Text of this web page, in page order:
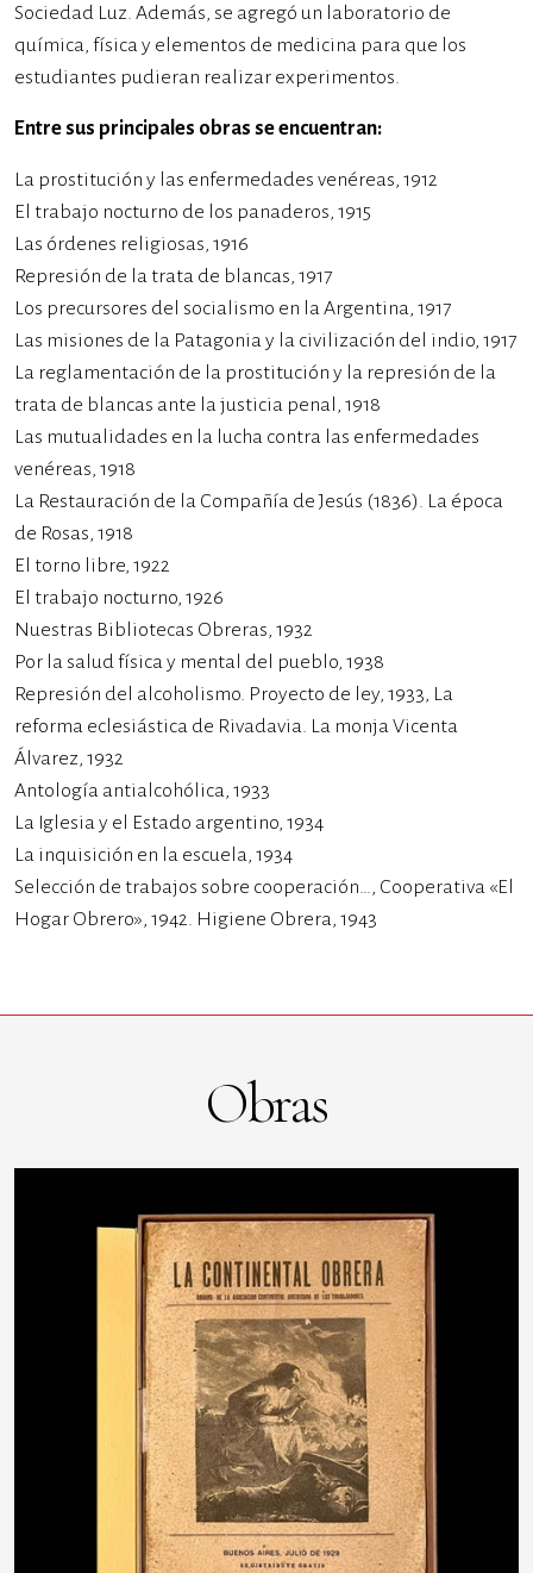
Sociedad Luz. Además, se agregó un laboratorio de
química, física y elementos de medicina para que los
estudiantes pudieran realizar experimentos.
Entre sus principales obras se encuentran:
La prostitución y las enfermedades venéreas, 1912
El trabajo nocturno de los panaderos, 1915
Las órdenes religiosas, 1916
Represión de la trata de blancas, 1917
Los precursores del socialismo en la Argentina, 1917
Las misiones de la Patagonia y la civilización del indio, 1917
La reglamentación de la prostitución y la represión de la
trata de blancas ante la justicia penal, 1918
Las mutualidades en la lucha contra las enfermedades
venéreas, 1918
La Restauración de la Compañía de Jesús (1836). La época
de Rosas, 1918
El torno libre, 1922
El trabajo nocturno, 1926
Nuestras Bibliotecas Obreras, 1932
Por la salud física y mental del pueblo, 1938
Represión del alcoholismo. Proyecto de ley, 1933, La
reforma eclesiástica de Rivadavia. La monja Vicenta
Álvarez, 1932
Antología antialcohólica, 1933
La Iglesia y el Estado argentino, 1934
La inquisición en la escuela, 1934
Selección de trabajos sobre cooperación…, Cooperativa «El
Hogar Obrero», 1942. Higiene Obrera, 1943
Obras